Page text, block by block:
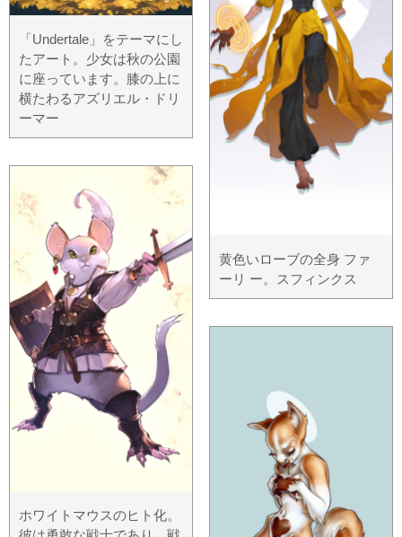
「Undertale」をテーマにし
たアート。少女は秋の公園
に座っています。膝の上に
横たわるアズリエル・ドリ
ーマー
ホワイトマウスのヒト化。
黄色いローブの全身 ファ
ーリ ー。スフィンクス